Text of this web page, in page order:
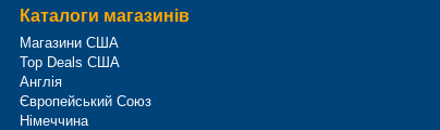
Каталоги магазинів
Магазини США
Top Deals США
Англія
Європейський Союз
Німеччина